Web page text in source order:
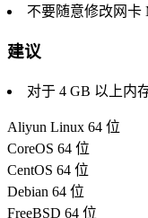
不要随意修改网卡
建议
对于 4 GB 以上内
Aliyun Linux 64 位
CoreOS 64 位
CentOS 64 位
Debian 64 位
FreeBSD 64 位